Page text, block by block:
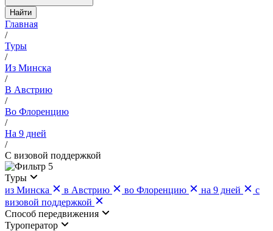
Найти
Главная
/
Туры
/
Из Минска
/
В Австрию
/
Во Флоренцию
/
На 9 дней
/
С визовой поддержкой
5
Туры
из Минска
в Австрию во Флоренцию на 9 дней
с
визовой поддержкой
Cпособ передвижения
Туроператор